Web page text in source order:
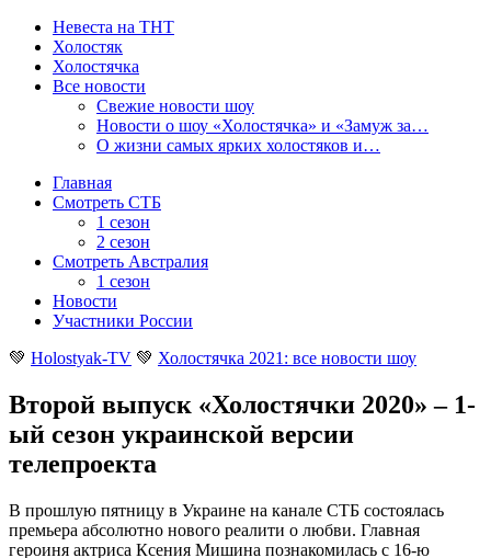
Невеста на ТНТ
Холостяк
Холостячка
Все новости
Свежие новости шоу
Новости о шоу «Холостячка» и «Замуж за…
О жизни самых ярких холостяков и…
Главная
Смотреть СТБ
1 сезон
2 сезон
Смотреть Австралия
1 сезон
Новости
Участники России
💚 Holostyak-TV 💚 Холостячка 2021: все новости шоу
Второй выпуск «Холостячки 2020» – 1-
ый сезон украинской версии
телепроекта
В прошлую пятницу в Украине на канале СТБ состоялась
премьера абсолютно нового реалити о любви. Главная
героиня актриса Ксения Мишина познакомилась с 16-ю